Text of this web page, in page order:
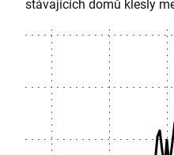
stávajících domů klesly